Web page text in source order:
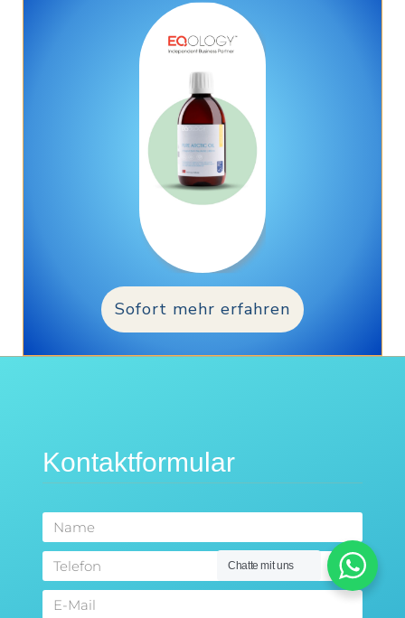
Sofort mehr erfahren
Kontaktformular
Chatte mit uns